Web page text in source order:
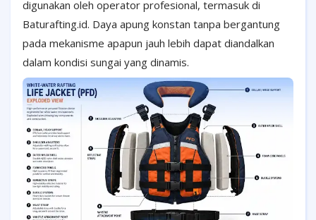
digunakan oleh operator profesional, termasuk di
Baturafting.id. Daya apung konstan tanpa bergantung
pada mekanisme apapun jauh lebih dapat diandalkan
dalam kondisi sungai yang dinamis.